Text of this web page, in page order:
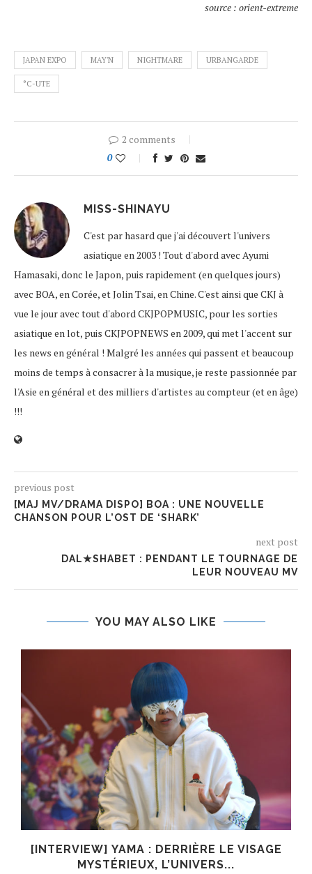
source : orient-extreme
JAPAN EXPO MAY'N NIGHTMARE URBANGARDE
°C-UTE
2 comments
0
MISS-SHINAYU
C'est par hasard que j'ai découvert l'univers
asiatique en 2003 ! Tout d'abord avec Ayumi
Hamasaki, donc le Japon, puis rapidement (en quelques jours)
avec BOA, en Corée, et Jolin Tsai, en Chine. C'est ainsi que CKJ à
vue le jour avec tout d'abord CKJPOPMUSIC, pour les sorties
asiatique en lot, puis CKJPOPNEWS en 2009, qui met l'accent sur
les news en général ! Malgré les années qui passent et beaucoup
moins de temps à consacrer à la musique, je reste passionnée par
l'Asie en général et des milliers d'artistes au compteur (et en âge)
!!!
previous post
[MAJ MV/DRAMA DISPO] BOA : UNE NOUVELLE
CHANSON POUR L’OST DE ‘SHARK’
next post
DAL★SHABET : PENDANT LE TOURNAGE DE
LEUR NOUVEAU MV
YOU MAY ALSO LIKE
[INTERVIEW] YAMA : DERRIÈRE LE VISAGE
MYSTÉRIEUX, L’UNIVERS...